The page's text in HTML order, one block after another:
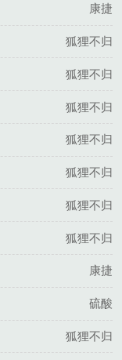
康捷
狐狸不归
狐狸不归
狐狸不归
狐狸不归
狐狸不归
狐狸不归
狐狸不归
康捷
硫酸
狐狸不归